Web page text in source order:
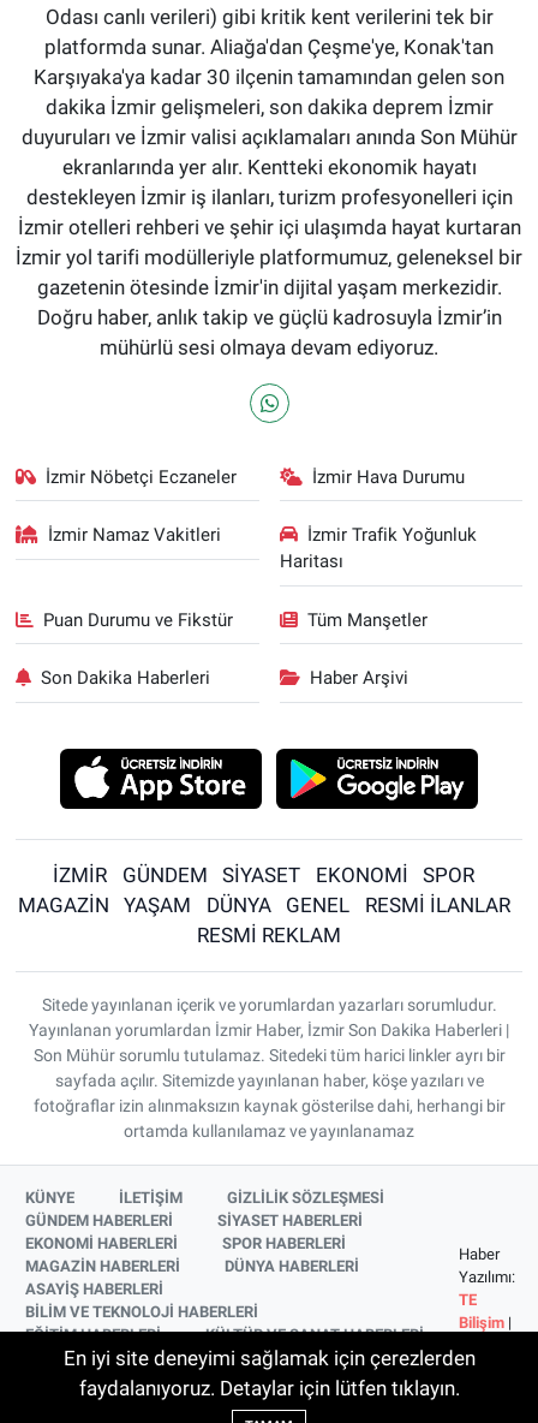
Odası canlı verileri) gibi kritik kent verilerini tek bir
platformda sunar. Aliağa'dan Çeşme'ye, Konak'tan
Karşıyaka'ya kadar 30 ilçenin tamamından gelen son
dakika İzmir gelişmeleri, son dakika deprem İzmir
duyuruları ve İzmir valisi açıklamaları anında Son Mühür
ekranlarında yer alır. Kentteki ekonomik hayatı
destekleyen İzmir iş ilanları, turizm profesyonelleri için
İzmir otelleri rehberi ve şehir içi ulaşımda hayat kurtaran
İzmir yol tarifi modülleriyle platformumuz, geleneksel bir
gazetenin ötesinde İzmir'in dijital yaşam merkezidir.
Doğru haber, anlık takip ve güçlü kadrosuyla İzmir’in
mühürlü sesi olmaya devam ediyoruz.
İzmir Nöbetçi Eczaneler İzmir Hava Durumu
İzmir Namaz Vakitleri
İzmir Trafik Yoğunluk
Haritası
Puan Durumu ve Fikstür Tüm Manşetler
Son Dakika Haberleri Haber Arşivi
İZMİR GÜNDEM SİYASET EKONOMİ
SPOR
MAGAZİN
YAŞAM DÜNYA GENEL
RESMİ İLANLAR
RESMİ REKLAM
Sitede yayınlanan içerik ve yorumlardan yazarları sorumludur.
Yayınlanan yorumlardan İzmir Haber, İzmir Son Dakika Haberleri |
Son Mühür sorumlu tutulamaz. Sitedeki tüm harici linkler ayrı bir
sayfada açılır. Sitemizde yayınlanan haber, köşe yazıları ve
fotoğraflar izin alınmaksızın kaynak gösterilse dahi, herhangi bir
ortamda kullanılamaz ve yayınlanamaz
KÜNYE İLETİŞİM
GİZLİLİK SÖZLEŞMESİ
GÜNDEM HABERLERİ
SİYASET HABERLERİ
EKONOMİ HABERLERİ
SPOR HABERLERİ
MAGAZİN HABERLERİ
DÜNYA HABERLERİ
ASAYİŞ HABERLERİ
BİLİM VE TEKNOLOJİ HABERLERİ
EĞİTİM HABERLERİ
KÜLTÜR VE SANAT HABERLERİ
SAĞLIK HABERLERİ
YAŞAM HABERLERİ
YEREL HABERLER
İZMİR HABERLERİ
SİNEMA VE TELEVİZYON HABERLERİ
Haber
Yazılımı:
TE
Bilişim |
© 2026
En iyi site deneyimi sağlamak için çerezlerden
faydalanıyoruz. Detaylar için lütfen tıklayın.